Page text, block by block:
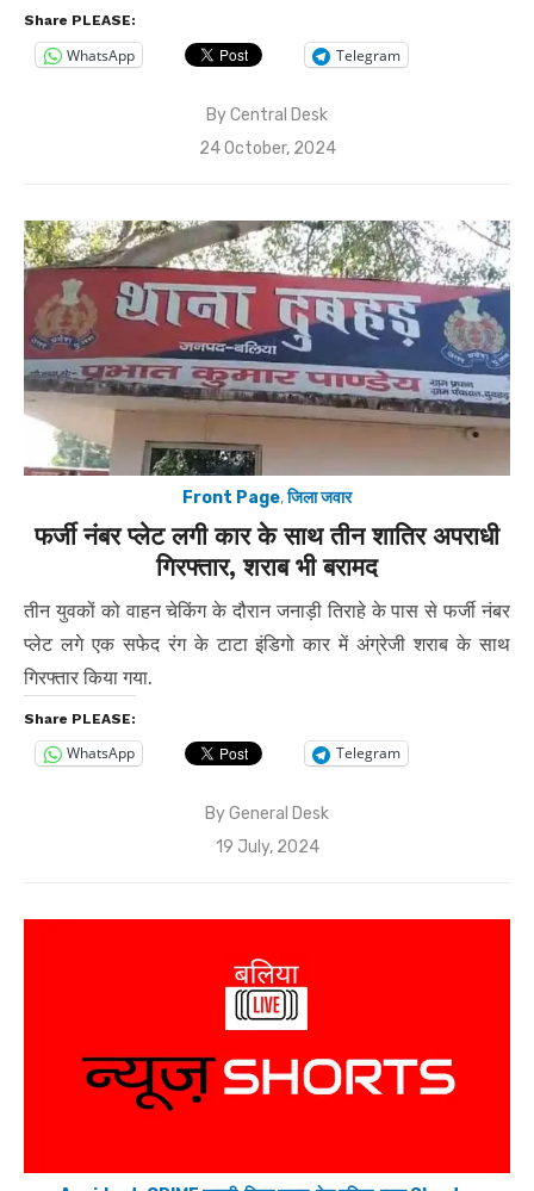
Share PLEASE:
WhatsApp Telegram
ByCentral Desk
Posted
24 October, 2024
Front Page,जिला जवार
फर्जी नंबर प्लेट लगी कार के साथ तीन शातिर अपराधी
गिरफ्तार, शराब भी बरामद
तीन युवकों को वाहन चेकिंग के दौरान जनाड़ी तिराहे के पास से फर्जी नंबर
प्लेट लगे एक सफेद रंग के टाटा इंडिगो कार में अंग्रेजी शराब के साथ
गिरफ्तार किया गया.
Share PLEASE:
WhatsApp Telegram
ByGeneral Desk
Posted
19 July, 2024